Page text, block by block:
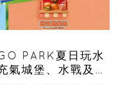
PARK夏日玩水
城堡、水戰及門